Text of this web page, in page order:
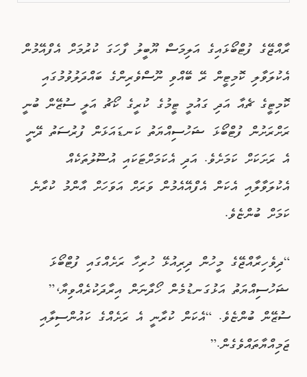
ރާއްޖޭގެ ފުޓްބޯޅައިގެ އަލިމަސް ޔޫބީލު ފާހަގަ ކުރުމަށް އެފްއޭމުން
އެކުލަވާލި ކޮމިޓީން ރޭ ބޭއްވި ނޫސްވެރިންގެ ބައްދަލުވުމުގައި
ކޮމިޓީގެ ޗެއާ އަދި ގައުމީ ޓީމުގެ ކުރީގެ ކޯޗު އަލީ ސުޒޭން ބުނީ
ރަށްރަށުން ފުޓްބޯޅަ ޝަހުސިއްޔަތު ކަނޑައަޅަން ފުރުސަތު ދޭނީ
އެ ރަށަކަށް ކަމަށެވެ. އަދި އެކަމަށްޓަކައި އުސޫލުތަކެއް
އެކުލަވާލާއި އެކަން އެފްއޭއެމުން ވަރަށް އަވަހަށް އާންމު ކުރާނެ
ކަމަށް ބުންޏެވެ.
“ދިވެހިރާއްޖޭގެ މީހުން ދިރިއުޅޭ ހުރިހާ ރަށެއްގައި ފުޓްބޯޅަ
ޝަހުސިއްޔަތު އަޅުގަނޑުމެން ހޯދާނަން އިރާދަކުރެއްވިޔާ،”
ސުޒޭން ބުންޏެވެ. “އެކަން ކުރާނީ އެ ރަށެއްގެ ކައުންސިލާއި
ޖަމިއްޔާތައްވެގެން.”